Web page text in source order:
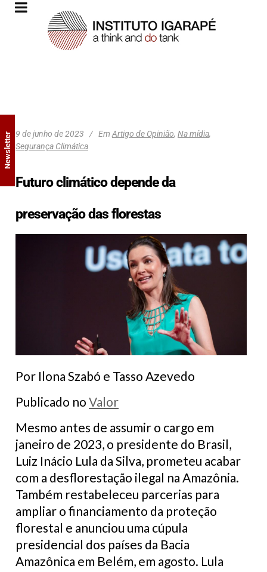
9 de junho de 2023 Em Artigo de Opinião, Na mídia,
Segurança Climática
Futuro climático depende da
preservação das florestas
Por Ilona Szabó e Tasso Azevedo
Publicado no Valor
Mesmo antes de assumir o cargo em
janeiro de 2023, o presidente do Brasil,
Luiz Inácio Lula da Silva, prometeu acabar
com a desflorestação ilegal na Amazônia.
Também restabeleceu parcerias para
ampliar o financiamento da proteção
florestal e anunciou uma cúpula
presidencial dos países da Bacia
Amazônica em Belém, em agosto. Lula
Newsletter